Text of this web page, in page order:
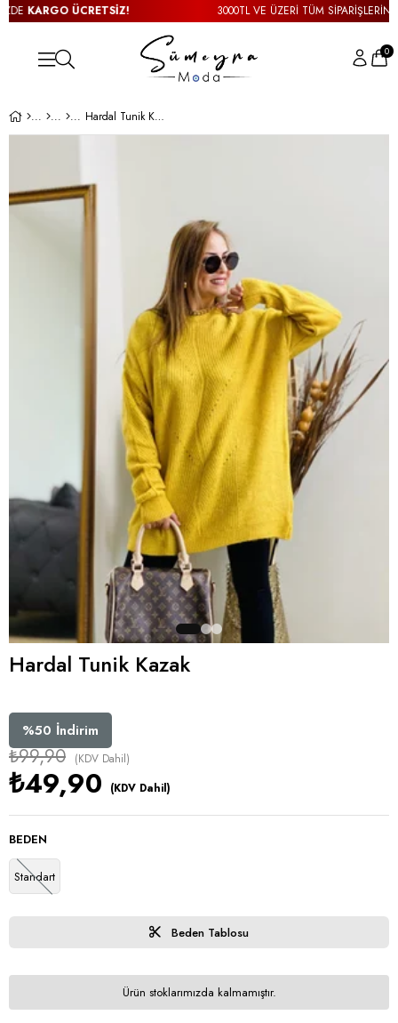
KARGO ÜCRETSİZ! 3000TL VE ÜZERİ TÜM
0
Hardal Tunik Kazak
Hardal Tunik Kazak
%50 İndirim
₺99,90 (KDV Dahil)
₺49,90 (KDV Dahil)
BEDEN
Standart
Beden Tablosu
Ürün stoklarımızda kalmamıştır.